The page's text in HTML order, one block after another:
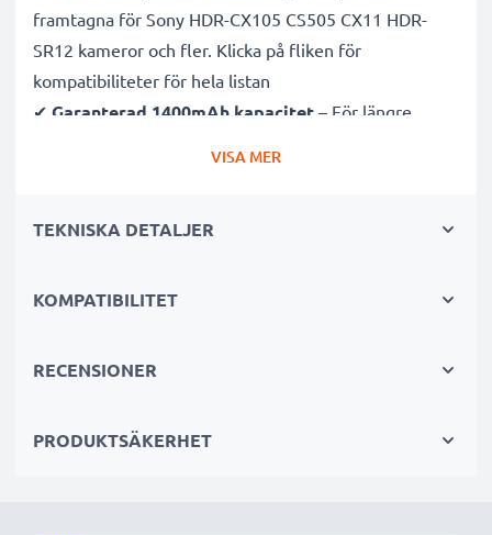
framtagna för Sony HDR-CX105 CS505 CX11 HDR-
SR12 kameror och fler. Klicka på fliken för
kompatibiliteter för hela listan
✔ Garanterad 1400mAh kapacitet – För längre
✔Hög kvalitet & säkerhet
✔Enkel installation & perfekt passform
– Fungerar
OBS:Ladda batterierna helt innan första användning
VISA MER
TEKNISKA DETALJER
KOMPATIBILITET
RECENSIONER
PRODUKTSÄKERHET